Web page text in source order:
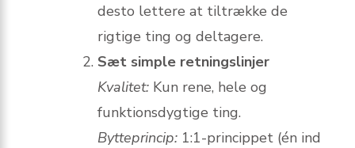
desto lettere at tiltrække de
rigtige ting og deltagere.
Sæt simple retningslinjer
Kvalitet: Kun rene, hele og
funktionsdygtige ting.
Bytteprincip: 1:1-princippet (én ind